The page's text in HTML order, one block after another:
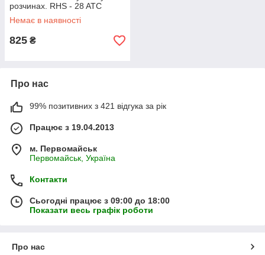
розчинах. RHS - 28 ATC
(HT214ATC)
Немає в наявності
825 ₴
Про нас
99% позитивних з 421 відгука за рік
Працює з 19.04.2013
м. Первомайськ
Первомайськ, Україна
Контакти
Сьогодні працює з 09:00 до 18:00
Показати весь графік роботи
Про нас